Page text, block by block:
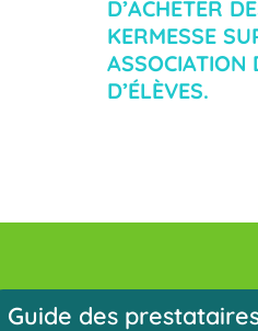
D’ACHETER
KERMESSE
ASSOCIATION
D’ÉLÈVES.
Guide des